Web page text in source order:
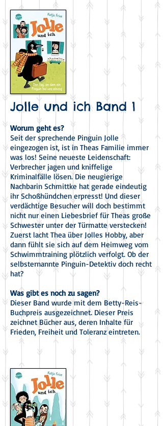
Jolle und ich Band 1
Worum geht es?
Seit der sprechende Pinguin Jolle
eingezogen ist, ist in Theas Familie immer
was los! Seine neueste Leidenschaft:
Verbrecher jagen und kniffelige
Kriminalfälle lösen. Die neugierige
Nachbarin Schmittke hat gerade eindeutig
ihr Schoßhündchen erpresst! Und dieser
verdächtige Besucher will doch bestimmt
nicht nur einen Liebesbrief für Theas große
Schwester unter der Türmatte verstecken!
Zuerst lacht Thea über Jolles Hobby, aber
dann fühlt sie sich auf dem Heimweg vom
Schwimm­training plötzlich verfolgt. Ob der
selbsternannte Pinguin-Detektiv doch recht
hat?
Was gibt es noch zu sagen?
Dieser Band wurde mit dem Betty-Reis-
Buchpreis ausgezeichnet. Dieser Preis
zeichnet Bücher aus, deren Inhalte für
Frieden, Freiheit und Toleranz eintreten.